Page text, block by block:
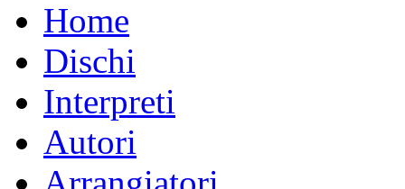
Home
Dischi
Interpreti
Autori